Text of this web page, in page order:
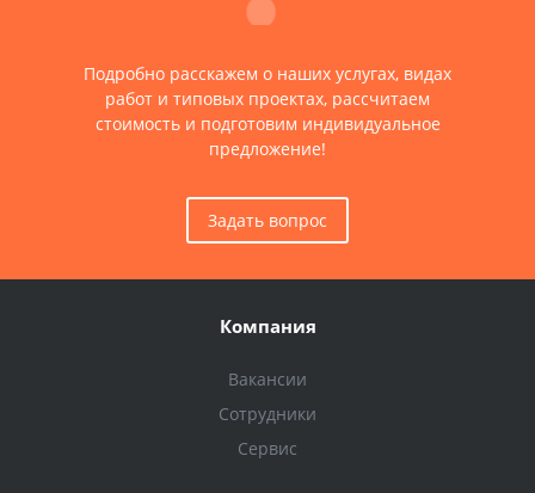
Подробно расскажем о наших услугах, видах
работ и типовых проектах, рассчитаем
стоимость и подготовим индивидуальное
предложение!
Задать вопрос
Компания
Вакансии
Сотрудники
Сервис